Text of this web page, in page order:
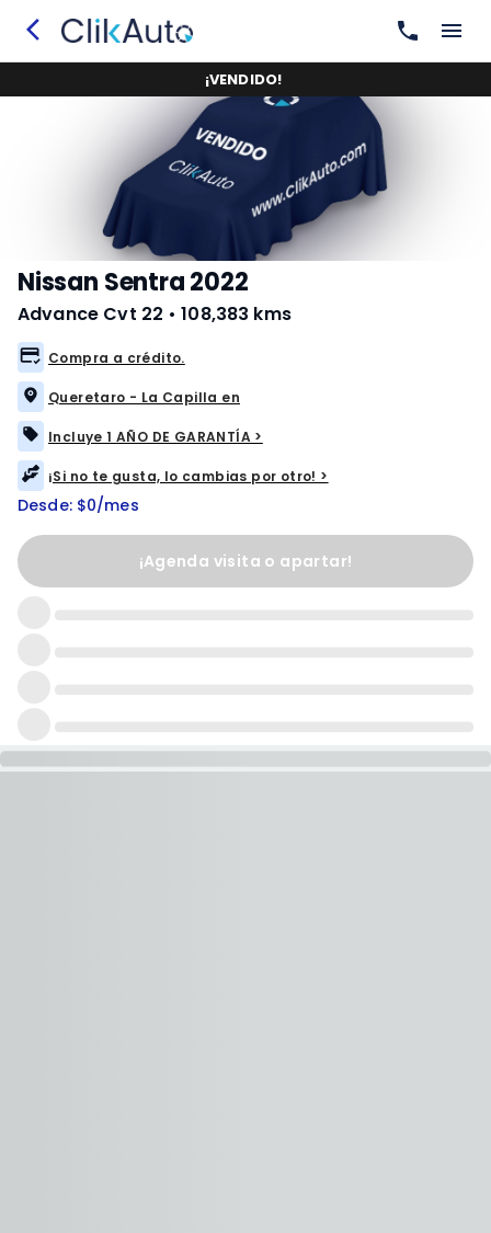
¡VENDIDO!
Nissan Sentra 2022
Advance Cvt 22 • 108,383 kms
Compra a crédito.
Queretaro - La Capilla en
Incluye 1 AÑO DE GARANTÍA >
¡Si no te gusta, lo cambias por otro! >
Desde: $0/mes
¡Agenda visita o apartar!